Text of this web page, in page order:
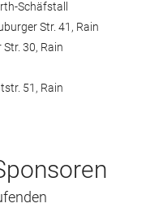
Schäfstall
Str. 41, Rain
30, Rain
51, Rain
Rain